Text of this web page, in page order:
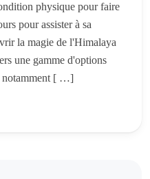
physique pour faire
pour assister à sa
la magie de l'Himalaya
une gamme d'options
notamment [ …]